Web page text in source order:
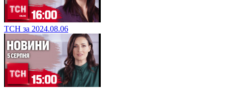
ТСН за 2024.08.06